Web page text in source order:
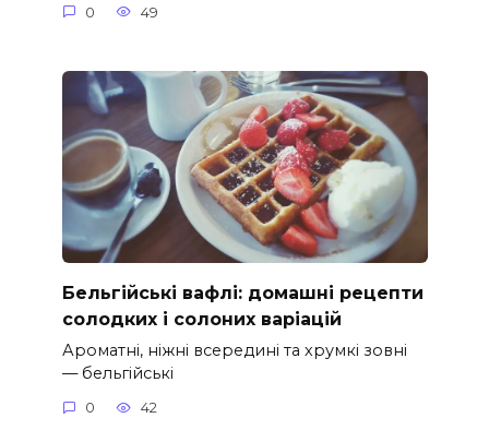
0 49
Бельгійські вафлі: домашні рецепти
солодких і солоних варіацій
Ароматні, ніжні всередині та хрумкі зовні
— бельгійські
0 42